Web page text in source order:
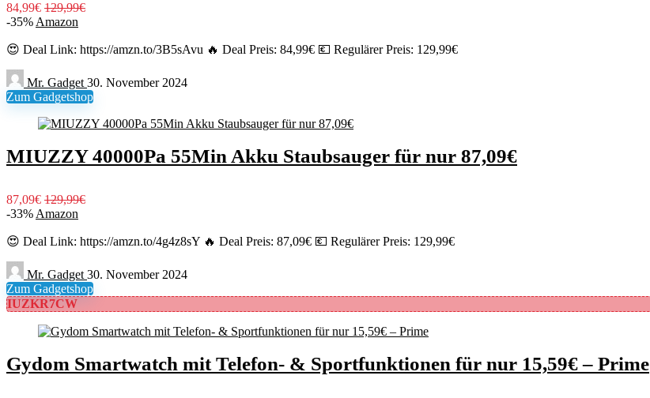
84,99€ 129,99€
-35% Amazon
😍 Deal Link: https://amzn.to/3B5sAvu 🔥 Deal Preis: 84,99€ 💶 Regulärer Preis: 129,99€
Mr. Gadget 30. November 2024
Zum Gadgetshop
MIUZZY 40000Pa 55Min Akku Staubsauger für nur 87,09€
87,09€ 129,99€
-33% Amazon
😍 Deal Link: https://amzn.to/4g4z8sY 🔥 Deal Preis: 87,09€ 💶 Regulärer Preis: 129,99€
Mr. Gadget 30. November 2024
Zum Gadgetshop
IUZKR7CW
Gydom Smartwatch mit Telefon- & Sportfunktionen für nur 15,59€ – Prime